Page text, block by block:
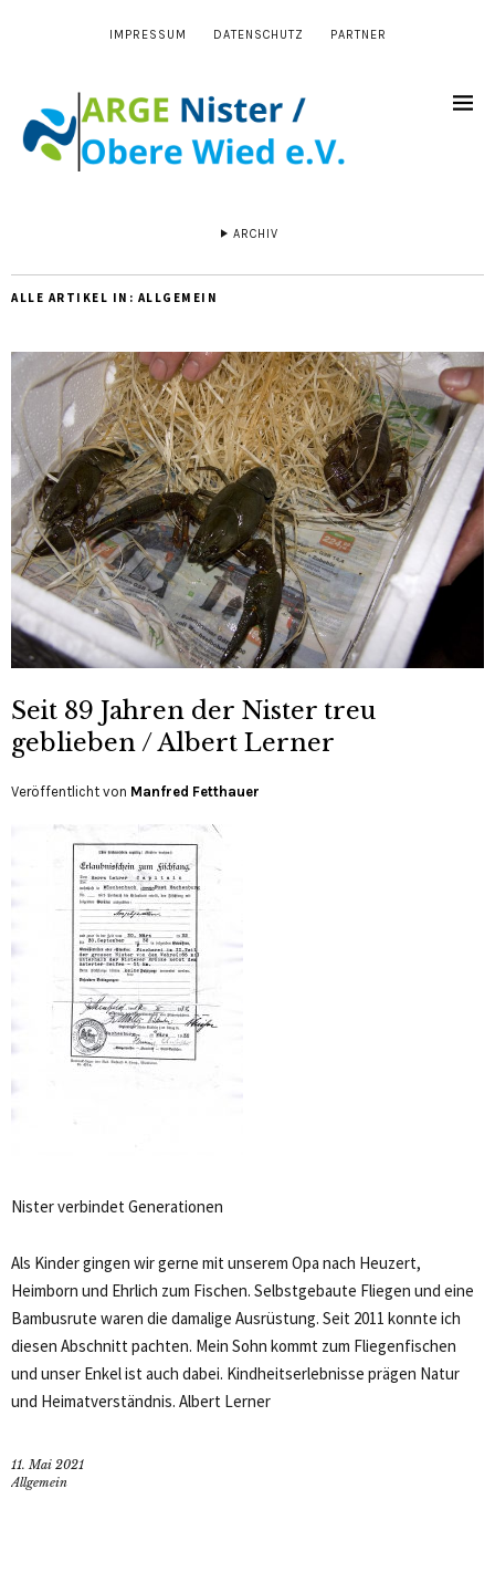
IMPRESSUM DATENSCHUTZ PARTNER
ARCHIV
ALLE ARTIKEL IN: ALLGEMEIN
Seit 89 Jahren der Nister treu
geblieben / Albert Lerner
Veröffentlicht von Manfred Fetthauer
Nister verbindet Generationen
Als Kinder gingen wir gerne mit unserem Opa nach Heuzert,
Heimborn und Ehrlich zum Fischen. Selbstgebaute Fliegen und eine
Bambusrute waren die damalige Ausrüstung. Seit 2011 konnte ich
diesen Abschnitt pachten. Mein Sohn kommt zum Fliegenfischen
und unser Enkel ist auch dabei. Kindheitserlebnisse prägen Natur
und Heimatverständnis. Albert Lerner
11. Mai 2021
Allgemein